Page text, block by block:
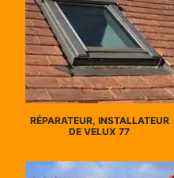
RÉPARATEUR, INSTALLATEUR
DE VELUX 77